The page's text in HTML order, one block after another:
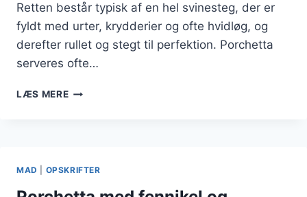
Retten består typisk af en hel svinesteg, der er
fyldt med urter, krydderier og ofte hvidløg, og
derefter rullet og stegt til perfektion. Porchetta
serveres ofte…
LÆS MEREPORCHETTA
MAD OPSKRIFTER